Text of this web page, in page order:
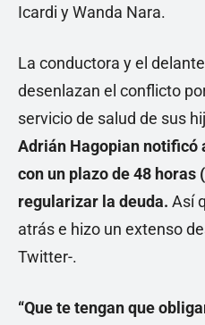
Icardi y Wanda Nara.
La conductora y el
desenlazan el conflicto
servicio de salud de sus
Adrián Hagopian notificó
con un plazo de 48 horas
regularizar la deuda. Así
atrás e hizo un extenso
Twitter-.
“Que te tengan que